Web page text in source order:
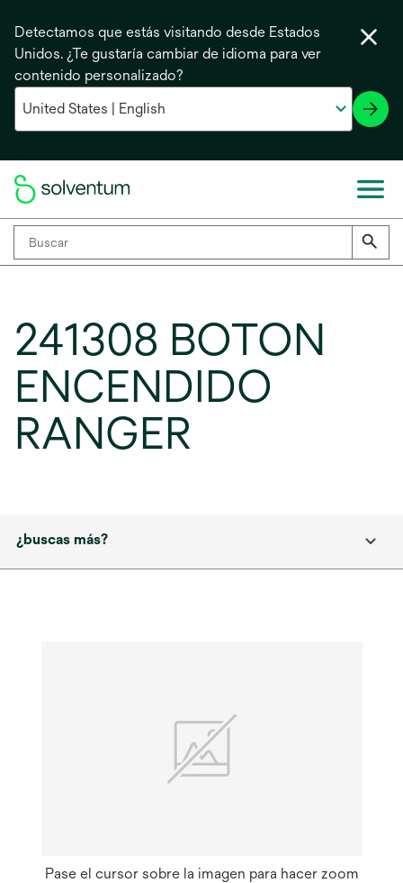
Detectamos que estás visitando desde Estados
Unidos. ¿Te gustaría cambiar de idioma para ver
contenido personalizado?
241308 BOTON
ENCENDIDO
RANGER
¿buscas más?
Pase el cursor sobre la imagen para hacer zoom